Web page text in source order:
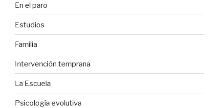
En el paro
Estudios
Familia
Intervención temprana
La Escuela
Psicología evolutiva